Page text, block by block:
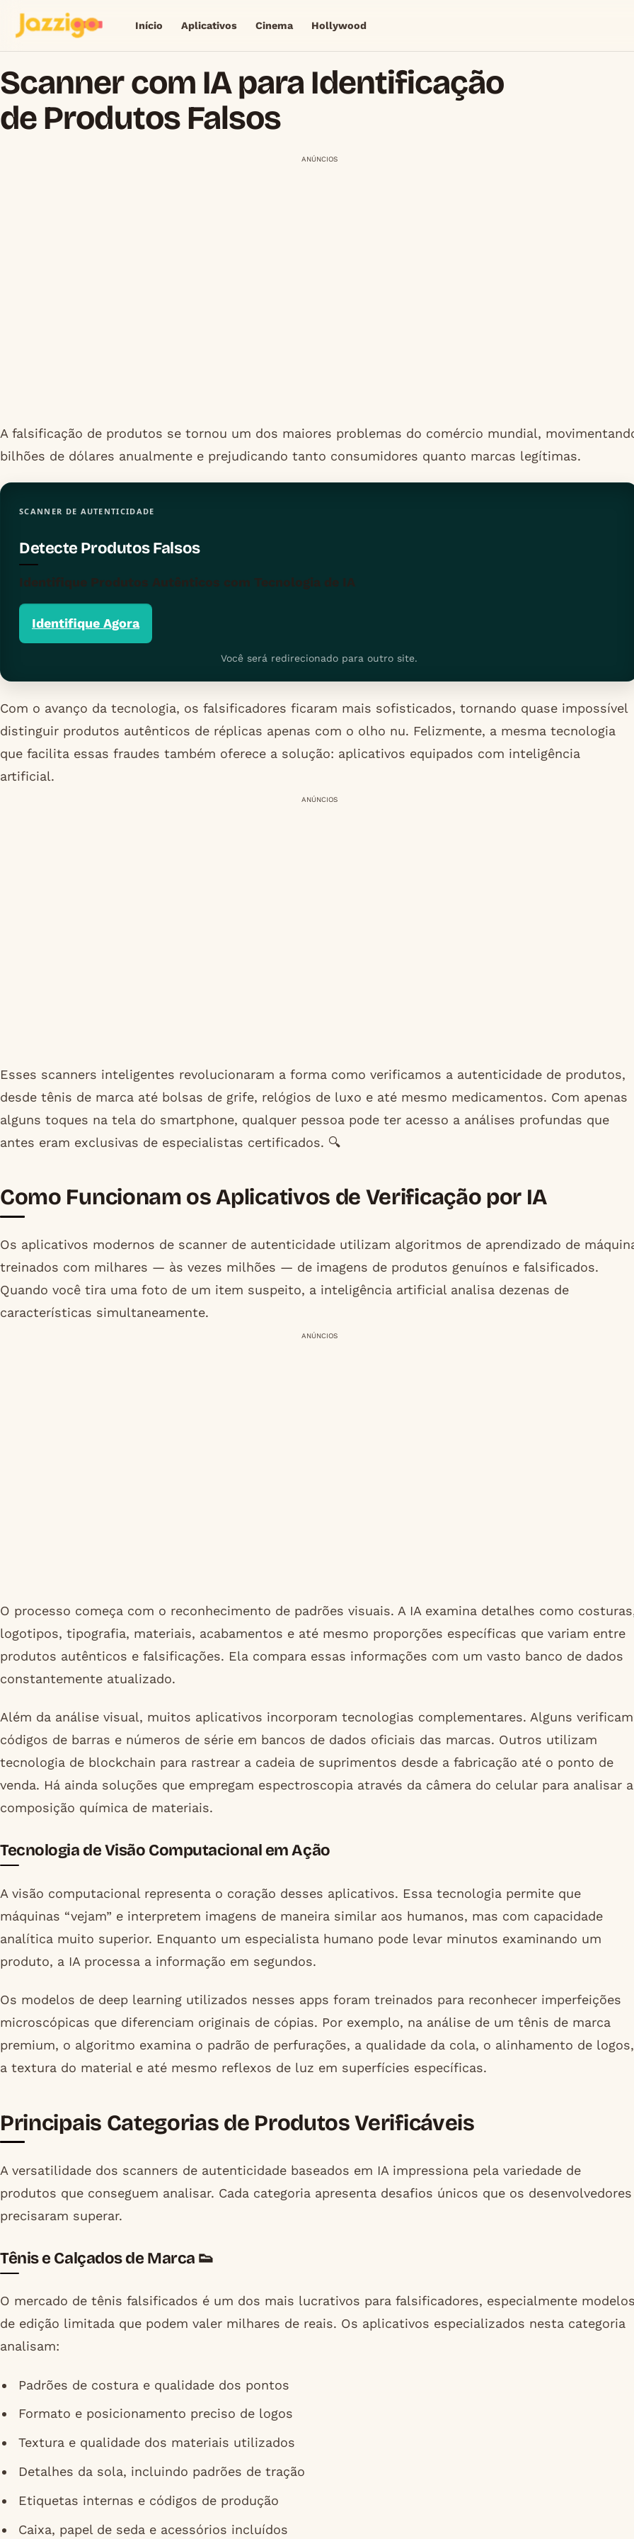
Início Aplicativos Cinema Hollywood
Scanner com IA para Identificação
de Produtos Falsos
ANÚNCIOS
A falsificação de produtos se tornou um dos maiores problemas do comércio mundial,
bilhões de dólares anualmente e prejudicando tanto consumidores quanto marcas legítimas.
SCANNER DE AUTENTICIDADE
Detecte Produtos Falsos
Identifique Produtos Autênticos com Tecnologia de IA
Identifique Agora
Você será redirecionado para outro site.
Com o avanço da tecnologia, os falsificadores ficaram mais sofisticados, tornando quase impossível
distinguir produtos autênticos de réplicas apenas com o olho nu. Felizmente, a mesma tecnologia
que facilita essas fraudes também oferece a solução: aplicativos equipados com inteligência
artificial.
ANÚNCIOS
Esses scanners inteligentes revolucionaram a forma como verificamos a autenticidade de produtos,
desde tênis de marca até bolsas de grife, relógios de luxo e até mesmo medicamentos. Com apenas
alguns toques na tela do smartphone, qualquer pessoa pode ter acesso a análises profundas que
antes eram exclusivas de especialistas certificados. 🔍
Como Funcionam os Aplicativos de Verificação por IA
Os aplicativos modernos de scanner de autenticidade utilizam algoritmos de aprendizado de
treinados com milhares — às vezes milhões — de imagens de produtos genuínos e falsificados.
Quando você tira uma foto de um item suspeito, a inteligência artificial analisa dezenas de
características simultaneamente.
ANÚNCIOS
O processo começa com o reconhecimento de padrões visuais. A IA examina detalhes como
logotipos, tipografia, materiais, acabamentos e até mesmo proporções específicas que variam entre
produtos autênticos e falsificações. Ela compara essas informações com um vasto banco de dados
constantemente atualizado.
Além da análise visual, muitos aplicativos incorporam tecnologias complementares. Alguns verificam
códigos de barras e números de série em bancos de dados oficiais das marcas. Outros utilizam
tecnologia de blockchain para rastrear a cadeia de suprimentos desde a fabricação até o ponto de
venda. Há ainda soluções que empregam espectroscopia através da câmera do celular para analisar a
composição química de materiais.
Tecnologia de Visão Computacional em Ação
A visão computacional representa o coração desses aplicativos. Essa tecnologia permite que
máquinas “vejam” e interpretem imagens de maneira similar aos humanos, mas com capacidade
analítica muito superior. Enquanto um especialista humano pode levar minutos examinando um
produto, a IA processa a informação em segundos.
Os modelos de deep learning utilizados nesses apps foram treinados para reconhecer imperfeições
microscópicas que diferenciam originais de cópias. Por exemplo, na análise de um tênis de marca
premium, o algoritmo examina o padrão de perfurações, a qualidade da cola, o alinhamento de logos,
a textura do material e até mesmo reflexos de luz em superfícies específicas.
Principais Categorias de Produtos Verificáveis
A versatilidade dos scanners de autenticidade baseados em IA impressiona pela variedade de
produtos que conseguem analisar. Cada categoria apresenta desafios únicos que os desenvolvedores
precisaram superar.
Tênis e Calçados de Marca 👟
O mercado de tênis falsificados é um dos mais lucrativos para falsificadores, especialmente
de edição limitada que podem valer milhares de reais. Os aplicativos especializados nesta categoria
analisam:
Padrões de costura e qualidade dos pontos
Formato e posicionamento preciso de logos
Textura e qualidade dos materiais utilizados
Detalhes da sola, incluindo padrões de tração
Etiquetas internas e códigos de produção
Caixa, papel de seda e acessórios incluídos